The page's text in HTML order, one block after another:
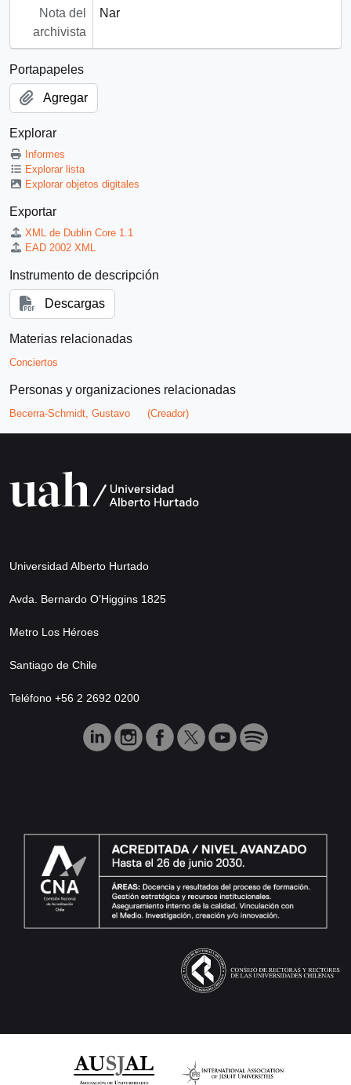
Nota del
archivista
Nar
Portapapeles
Agregar
Explorar
Informes
Explorar lista
Explorar objetos digitales
Exportar
XML de Dublin Core 1.1
EAD 2002 XML
Instrumento de descripción
Descargas
Materias relacionadas
Conciertos
Personas y organizaciones relacionadas
Becerra-Schmidt, Gustavo (Creador)
Universidad Alberto Hurtado
Avda. Bernardo O’Higgins 1825
Metro Los Héroes
Santiago de Chile
Teléfono +56 2 2692 0200